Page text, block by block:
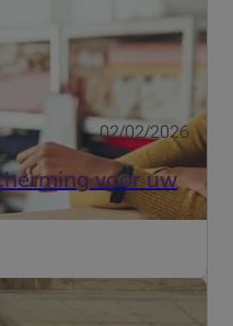
02/02/2026
voor uw
van een kmo
is een essentiële